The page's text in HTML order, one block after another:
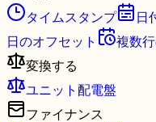
タイムスタンプ
日
日のオフセット
複数
変換する
ユニット配電盤
ファイナンス